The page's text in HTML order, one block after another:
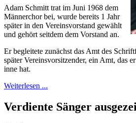
Adam Schmitt trat im Juni 1968 dem
Männerchor bei, wurde bereits 1 Jahr
später in den Vereinsvorstand gewählt
und gehört seitdem dem Vorstand an.
Er begleitete zunächst das Amt des
später Vereinsvorsitzender, ein Amt, das
inne hat.
Weiterlesen ...
Verdiente Sänger